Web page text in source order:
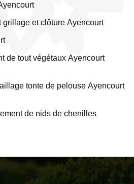
grillage et clôture Ayencourt
de tout végétaux Ayencourt
tonte de pelouse Ayencourt
de nids de chenilles